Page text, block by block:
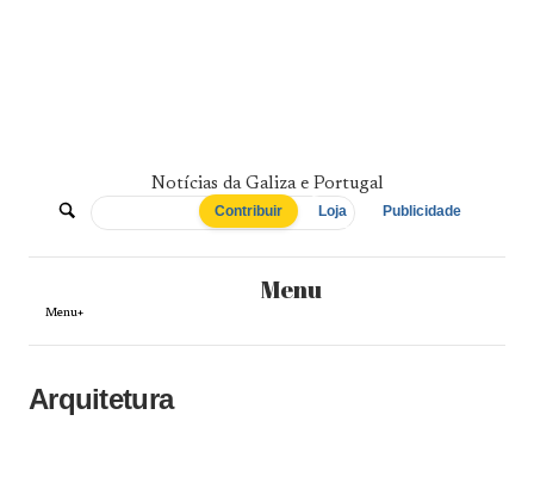
De
Norte
a
Sul
Notícias da Galiza e Portugal
Contribuir Loja Publicidade
Menu
Menu+
Arquitetura